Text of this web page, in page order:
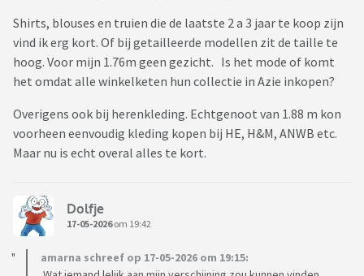
Shirts, blouses en truien die de laatste 2 a 3 jaar te koop zijn
vind ik erg kort. Of bij getailleerde modellen zit de taille te
hoog. Voor mijn 1.76m geen gezicht. Is het mode of komt
het omdat alle winkelketen hun collectie in Azie inkopen?
Overigens ook bij herenkleding. Echtgenoot van 1.88 m kon
voorheen eenvoudig kleding kopen bij HE, H&M, ANWB etc.
Maar nu is echt overal alles te kort.
Dolfje
17-05-2026om 19:42
amarna schreef op 17-05-2026 om 19:15: